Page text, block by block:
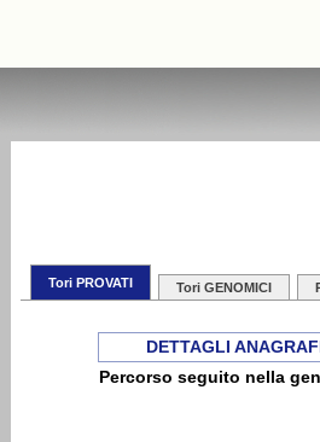
Tori PROVATI Tori GENOMICI
DETTAGLI
Percorso seguito nella